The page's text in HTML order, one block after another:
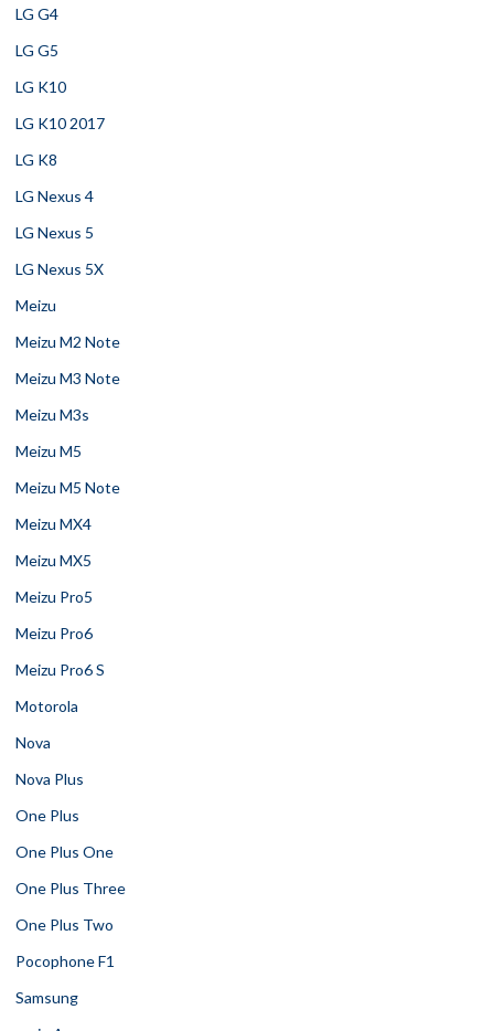
LG G4
LG G5
LG K10
LG K10 2017
LG K8
LG Nexus 4
LG Nexus 5
LG Nexus 5X
Meizu
Meizu M2 Note
Meizu M3 Note
Meizu M3s
Meizu M5
Meizu M5 Note
Meizu MX4
Meizu MX5
Meizu Pro5
Meizu Pro6
Meizu Pro6 S
Motorola
Nova
Nova Plus
One Plus
One Plus One
One Plus Three
One Plus Two
Pocophone F1
Samsung